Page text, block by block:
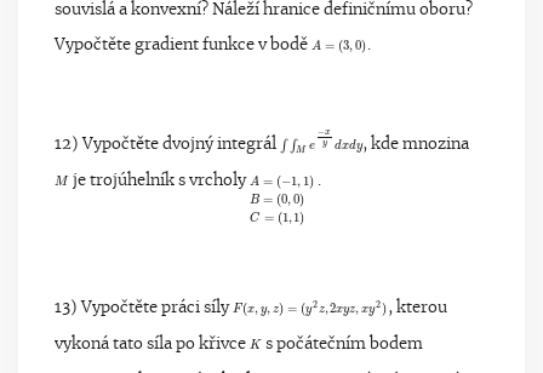
souvislá a konvexní? Náleží hranice definičnímu oboru?
Vypočtěte gradient funkce v bodě A = (3, 0)
A=(3
12) Vypočtěte dvojný integrál ∫ ∫M e
−x
y
dxdy
∫∫Me−xydxdy
, kde mnozina
M
Mje trojúhelník s vrcholy A = (−1, 1)
B = (0,0)
C = (1,1)
A=(−1
13) Vypočtěte práci síly F (x, y, z) = (y2z,2xyz, xy2)
F(x,y,z)=(y2z,2x
, kterou
vykoná tato síla po křivce K
Ks počátečním bodem